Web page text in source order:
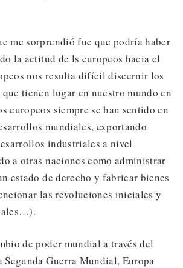
me sorprendió fue que podría haber
la actitud de ls europeos hacia el
nos resulta difícil discernir los
tienen lugar en nuestro mundo en
europeos siempre se han sentido en
mundiales, exportando
industriales a nivel
a otras naciones como administrar
estado de derecho y fabricar bienes
las revoluciones iniciales y
de poder mundial a través del
Guerra Mundial, Europa